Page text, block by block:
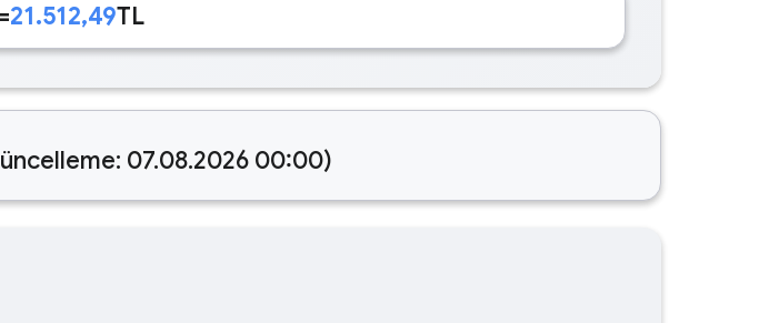
21.512,49TL
07.08.2026 00:00)